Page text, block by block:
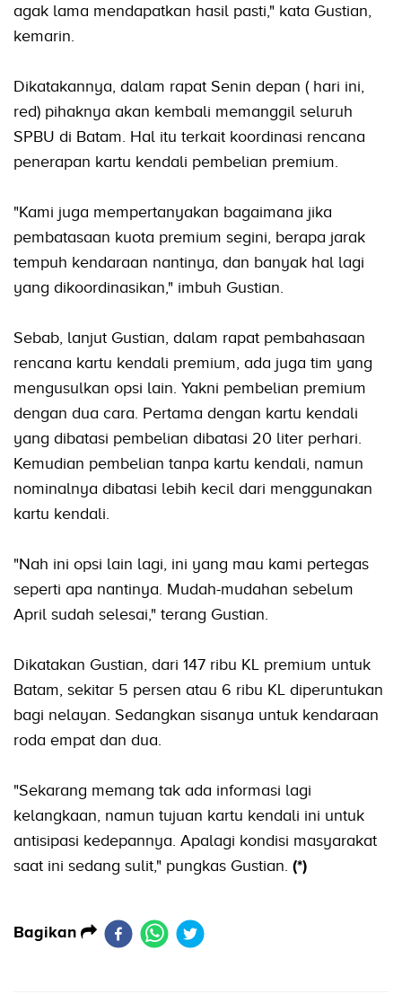
agak lama mendapatkan hasil pasti," kata Gustian,
kemarin.
Dikatakannya, dalam rapat Senin depan ( hari ini,
red) pihaknya akan kembali memanggil seluruh
SPBU di Batam. Hal itu terkait koordinasi rencana
penerapan kartu kendali pembelian premium.
"Kami juga mempertanyakan bagaimana jika
pembatasaan kuota premium segini, berapa jarak
tempuh kendaraan nantinya, dan banyak hal lagi
yang dikoordinasikan," imbuh Gustian.
Sebab, lanjut Gustian, dalam rapat pembahasaan
rencana kartu kendali premium, ada juga tim yang
mengusulkan opsi lain. Yakni pembelian premium
dengan dua cara. Pertama dengan kartu kendali
yang dibatasi pembelian dibatasi 20 liter perhari.
Kemudian pembelian tanpa kartu kendali, namun
nominalnya dibatasi lebih kecil dari menggunakan
kartu kendali.
"Nah ini opsi lain lagi, ini yang mau kami pertegas
seperti apa nantinya. Mudah-mudahan sebelum
April sudah selesai," terang Gustian.
Dikatakan Gustian, dari 147 ribu KL premium untuk
Batam, sekitar 5 persen atau 6 ribu KL diperuntukan
bagi nelayan. Sedangkan sisanya untuk kendaraan
roda empat dan dua.
"Sekarang memang tak ada informasi lagi
kelangkaan, namun tujuan kartu kendali ini untuk
antisipasi kedepannya. Apalagi kondisi masyarakat
saat ini sedang sulit," pungkas Gustian. (*)
Bagikan